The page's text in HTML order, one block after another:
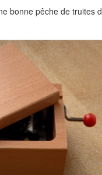
bonne pêche de truites